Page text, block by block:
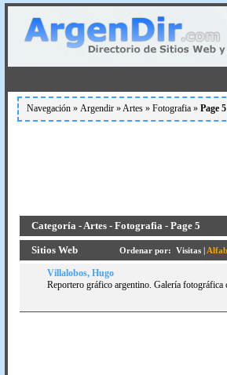
Navegación » Argendir »Artes » Fotografia » Page 5
Categoría - Artes - Fotografia - Page 5
Sitios Web Ordenar por: Visitas |
Villalobos, Hugo
Reportero gráfico argentino. Galerí­a fotográfica